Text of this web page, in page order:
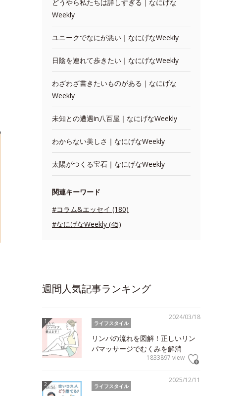
どうやら私たちは詳しすぎる｜なにげな
Weekly
ユニークでなにが悪い｜なにげなWeekly
日陰を連れて歩きたい｜なにげなWeekly
わざわざ書きたいものがある｜なにげな
Weekly
未知との遭遇in八百屋｜なにげなWeekly
わからない美しさ｜なにげなWeekly
太陽がつくる宝石｜なにげなWeekly
関連キーワード
#コラム&エッセイ (180)
#なにげなWeekly (45)
週間人気記事ランキング
2024/03/18
ライフスタイル
リンパの流れを図解！正しいリン
パマッサージでむくみを解消
1833897 view
2025/12/11
ライフスタイル